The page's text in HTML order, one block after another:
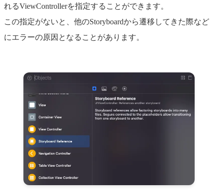
れるViewControllerを指定することができます。
この指定がないと、他のStoryboardから遷移してきた際など
にエラーの原因となることがあります。